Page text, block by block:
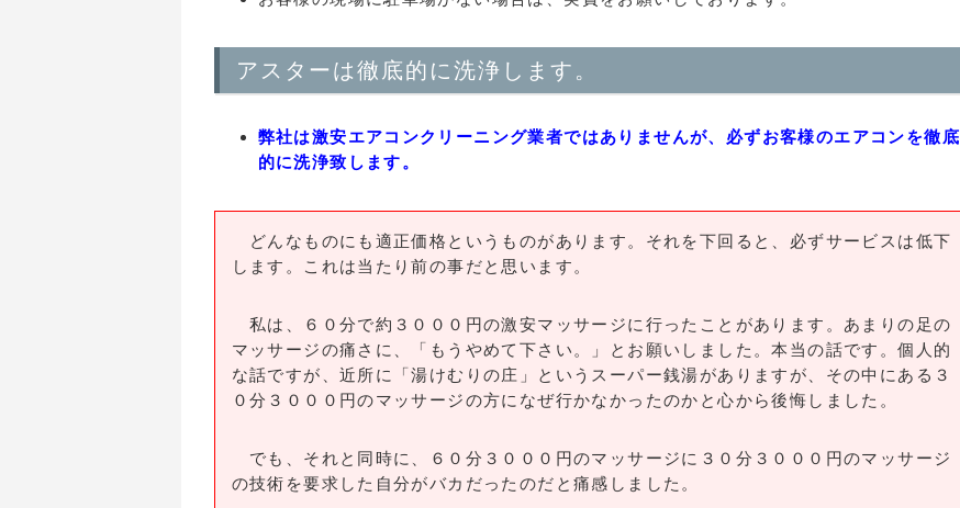
アスターは徹底的に洗浄します。
弊社は激安エアコンクリーニング業者ではありませんが、必ずお客様のエアコンを徹底
的に洗浄致します。
どんなものにも適正価格というものがあります。それを下回ると、必ずサービスは低下
します。これは当たり前の事だと思います。
私は、６０分で約３０００円の激安マッサージに行ったことがあります。あまりの足の
マッサージの痛さに、「もうやめて下さい。」とお願いしました。本当の話です。個人的
な話ですが、近所に「湯けむりの庄」というスーパー銭湯がありますが、その中にある３
０分３０００円のマッサージの方になぜ行かなかったのかと心から後悔しました。
でも、それと同時に、６０分３０００円のマッサージに３０分３０００円のマッサージ
の技術を要求した自分がバカだったのだと痛感しました。